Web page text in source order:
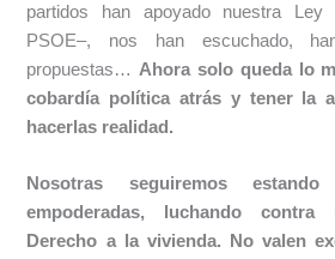
partidos han apoyado nuestra Ley
PSOE‒, nos han escuchado,
propuestas… Ahora solo queda lo
cobardía política atrás y tener la
hacerlas realidad.
Nosotras seguiremos
empoderadas, luchando
Derecho a la vivienda. No valen